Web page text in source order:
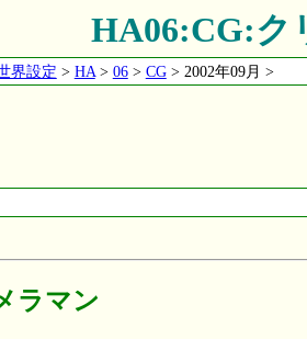
HA06:CG:ク
界設定 > HA> 06> CG> 2002年09月 >
ラマン